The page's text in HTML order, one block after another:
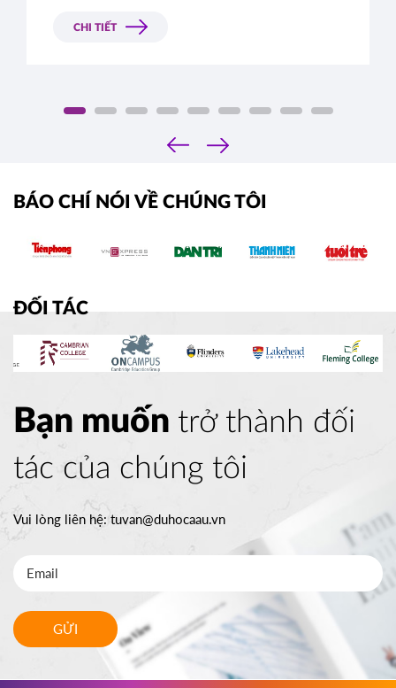
CHI TIẾT
‹
›
BÁO CHÍ NÓI VỀ CHÚNG TÔI
ĐỐI TÁC
Bạn muốn trở thành đối
tác của chúng tôi
Vui lòng liên hệ: tuvan@duhocaau.vn
GỬI